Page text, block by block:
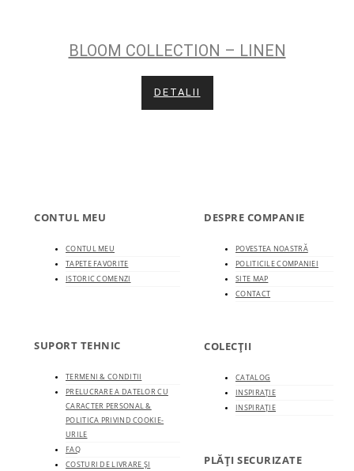
BLOOM COLLECTION – LINEN
DETALII
CONTUL MEU
CONTUL MEU
TAPETE FAVORITE
ISTORIC COMENZI
SUPORT TEHNIC
TERMENI & CONDITII
PRELUCRARE A DATELOR CU
CARACTER PERSONAL &
POLITICA PRIVIND COOKIE-
URILE
FAQ
COSTURI DE LIVRARE ȘI
DESPRE COMPANIE
POVESTEA NOASTRĂ
POLITICILE COMPANIEI
SITE MAP
CONTACT
COLECȚII
CATALOG
INSPIRAȚIE
INSPIRAȚIE
PLĂȚI SECURIZATE